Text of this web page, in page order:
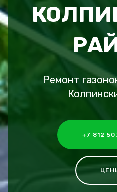
Ремонт
+7 812